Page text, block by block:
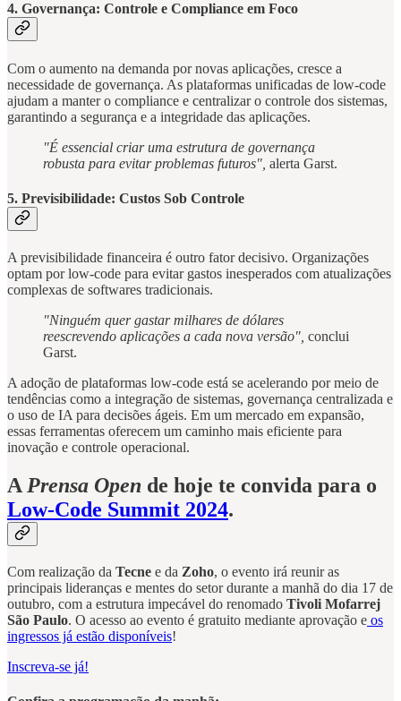
4. Governança: Controle e Compliance em Foco
Com o aumento na demanda por novas aplicações, cresce a
necessidade de governança. As plataformas unificadas de low-code
ajudam a manter o compliance e centralizar o controle dos sistemas,
garantindo a segurança e a integridade das aplicações.
"É essencial criar uma estrutura de governança
robusta para evitar problemas futuros", alerta Garst.
5. Previsibilidade: Custos Sob Controle
A previsibilidade financeira é outro fator decisivo. Organizações
optam por low-code para evitar gastos inesperados com atualizações
complexas de softwares tradicionais.
"Ninguém quer gastar milhares de dólares
reescrevendo aplicações a cada nova versão", conclui
Garst.
A adoção de plataformas low-code está se acelerando por meio de
tendências como a integração de sistemas, governança centralizada e
o uso de IA para decisões ágeis. Em um mercado em expansão,
essas ferramentas oferecem um caminho mais eficiente para
inovação e controle operacional.
A Prensa Open de hoje te convida para o
Low-Code Summit 2024.
Com realização da Tecne e da Zoho, o evento irá reunir as
principais lideranças e mentes do setor durante a manhã do dia 17 de
outubro, com a estrutura impecável do renomado Tivoli Mofarrej
São Paulo. O acesso ao evento é gratuito mediante aprovação e os
ingressos já estão disponíveis!
Inscreva-se já!